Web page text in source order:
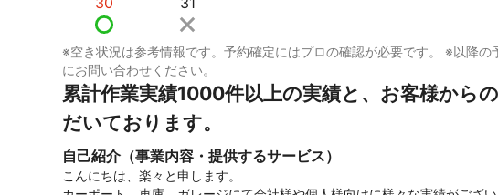
※空き状況は参考情報です。予約確定にはプロの確認が必要です。 ※以降の
にお問い合わせください。
累計作業実績1000件以上の実績と、お客様から
だいております。
自己紹介（事業内容・提供するサービス）
こんにちは、楽々と申します。